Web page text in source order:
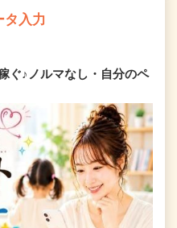
タ入力
ぐ♪ノルマなし・自分のペ